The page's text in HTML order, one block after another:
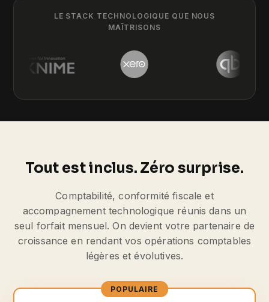
LE STACK TECHNOLOGIQUE QUE NOUS
MAÎTRISONS
Tout est inclus. Zéro surprise.
Comptabilité, conformité fiscale et
accompagnement technologique réunis dans un
seul forfait mensuel. On devient votre partenaire de
croissance en rendant vos opérations comptables
légères et évolutives.
POPULAIRE